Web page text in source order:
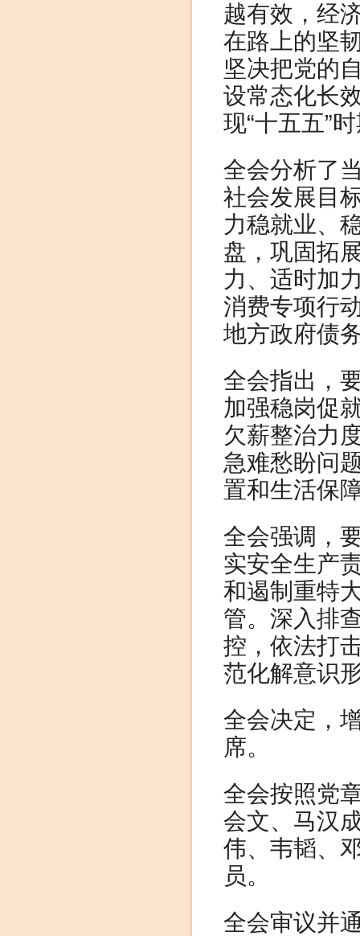
越有效，经
在路上的坚
坚决把党的
设常态化长
现“十五五”
全会分析了
社会发展目
力稳就业、
盘，巩固拓
力、适时加
消费专项行
地方政府债
全会指出，
加强稳岗促
欠薪整治力
急难愁盼问
置和生活保
全会强调，
实安全生产
和遏制重特
管。深入排
控，依法打
范化解意识
全会决定，
席。
全会按照党
会文、马汉
伟、韦韬、
员。
全会审议并